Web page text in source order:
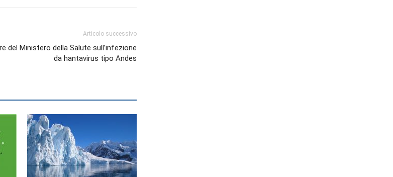
Articolo successivo
del Ministero della Salute sull’infezione
da hantavirus tipo Andes